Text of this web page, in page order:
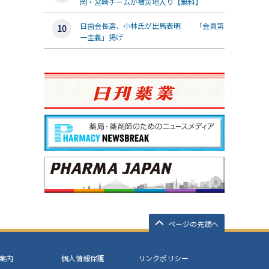
日歯会長選、小林氏が出馬表明 「会員第
一主義」掲げ
ページの先頭へ
内 個人情報保護
リンクポリシー